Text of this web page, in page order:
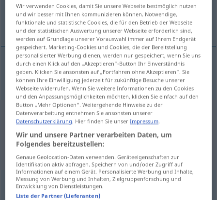
Übersicht aller Übersetzungen
(Für mehr Details die Übersetzung anklicken/antippen)
tumourfürbesonders BR→ siehe „tumor“
Beispielsätze aus externen Quellen
für "tumour"
(nicht von der Langenscheidt Redaktion
geprüft)
Böswillige Tumorerkrankungen sind die
Wir verwenden Cookies, damit Sie unsere Webseite bestmöglich nutzen
und wir besser mit Ihnen kommunizieren können. Notwendige,
funktionale und statistische Cookies, die für den Betrieb der Webseite
und der statistischen Auswertung unserer Webseite erforderlich sind,
werden auf Grundlage unserer Vorauswahl immer auf Ihrem Endgerät
gespeichert. Marketing-Cookies und Cookies, die der Bereitstellung
personalisierter Werbung dienen, werden nur gespeichert, wenn Sie uns
durch einen Klick auf den „Akzeptieren“-Button Ihr Einverständnis
geben. Klicken Sie ansonsten auf „Fortfahren ohne Akzeptieren“. Sie
können Ihre Einwilligung jederzeit für zukünftige Besuche unserer
Webseite widerrufen. Wenn Sie weitere Informationen zu den Cookies
und den Anpassungsmöglichkeiten möchten, klicken Sie einfach auf den
Button „Mehr Optionen“. Weitergehende Hinweise zu der
Datenverarbeitung entnehmen Sie ansonsten unserer
Datenschutzerklärung. Hier finden Sie unserImpressum.
Wir und unsere Partner verarbeiten Daten, um
Folgendes bereitzustellen:
Genaue Geolocation-Daten verwenden. Geräteeigenschaften zur
Identifikation aktiv abfragen. Speichern von und/oder Zugriff auf
Informationen auf einem Gerät. Personalisierte Werbung und Inhalte,
Messung von Werbung und Inhalten, Zielgruppenforschung und
Entwicklung von Dienstleistungen.
Liste der Partner (Lieferanten)